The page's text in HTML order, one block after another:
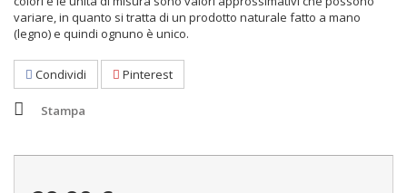
variare, in quanto si tratta di un prodotto naturale fatto a mano
(legno) e quindi ognuno è unico.
Condividi Pinterest
Stampa